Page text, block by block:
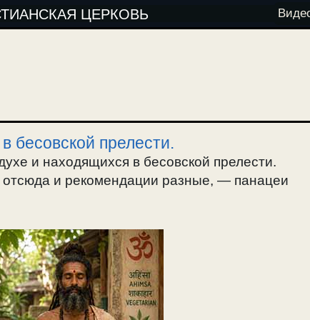
ЦЕРКОВЬ
бесовской прелести.
и находящихся в бесовской прелести.
отсюда и рекомендации разные, — панацеи